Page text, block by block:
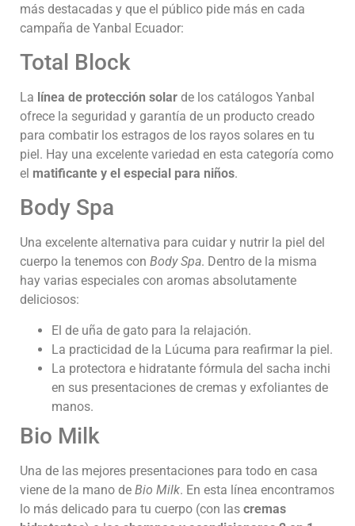
más destacadas y que el público pide más en cada
campaña de Yanbal Ecuador:
Total Block
La línea de protección solar de los catálogos Yanbal
ofrece la seguridad y garantía de un producto creado
para combatir los estragos de los rayos solares en tu
piel. Hay una excelente variedad en esta categoría como
el matificante y el especial para niños.
Body Spa
Una excelente alternativa para cuidar y nutrir la piel del
cuerpo la tenemos con Body Spa. Dentro de la misma
hay varias especiales con aromas absolutamente
deliciosos:
El de uña de gato para la relajación.
La practicidad de la Lúcuma para reafirmar la piel.
La protectora e hidratante fórmula del sacha inchi
en sus presentaciones de cremas y exfoliantes de
manos.
Bio Milk
Una de las mejores presentaciones para todo en casa
viene de la mano de Bio Milk. En esta línea encontramos
lo más delicado para tu cuerpo (con las cremas